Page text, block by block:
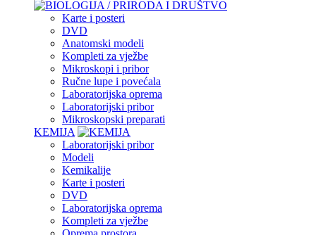
Karte i posteri
DVD
Anatomski modeli
Kompleti za vježbe
Mikroskopi i pribor
Ručne lupe i povećala
Laboratorijska oprema
Laboratorijski pribor
Mikroskopski preparati
KEMIJA
Laboratorijski pribor
Modeli
Kemikalije
Karte i posteri
DVD
Laboratorijska oprema
Kompleti za vježbe